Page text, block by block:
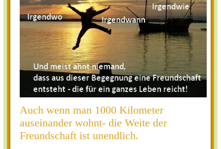
Auch wenn man 1000 Kilometer
auseinander wohnt- die Weite der
Freundschaft ist unendlich.